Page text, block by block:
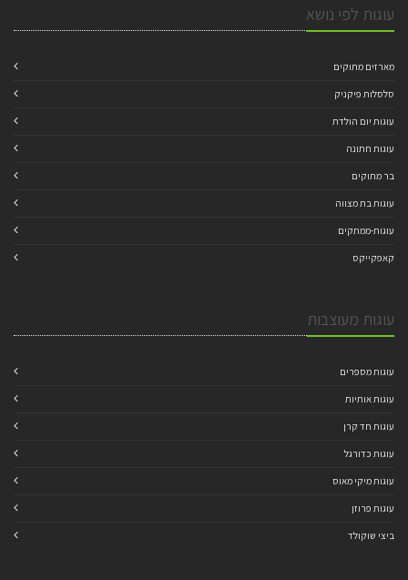
עוגות לפי נושא
מארזים מתוקים
סלסלות פיקניק
עוגות יום הולדת
עוגות חתונה
בר מתוקים
עוגות בת מצווה
עוגות-ממתקים
קאפקייקס
עוגות מעוצבות
עוגות מספרים
עוגות אותיות
עוגות חד קרן
עוגות כדורגל
עוגות מיקי מאוס
עוגות פרוזן
ביצי שוקולד